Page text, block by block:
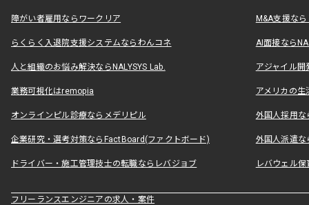
障がい者雇用ならワークリア M&A支援な
らくらく入退院支援システムならわんコネ AI面接なら
人と組織のお悩み解決ならNALYSYS Lab. アジャイル
業務可視化はremopia アメリカの
オンラインピル診療ならメデリピル 外国人採用
企業研究・選考対策ならFactBoard(ファクトボード) 外国人派遣な
ドライバー・施工管理技士の転職ならレバジョブ レバウェル
フリーランスエンジニアの求人・案件